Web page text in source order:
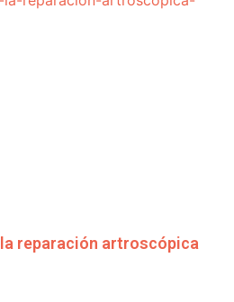
reparación artroscópica